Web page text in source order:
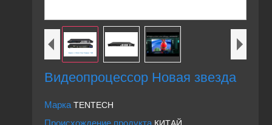
Видеопроцессор Новая звезда
Марка TENTECH
Происхождение продукта